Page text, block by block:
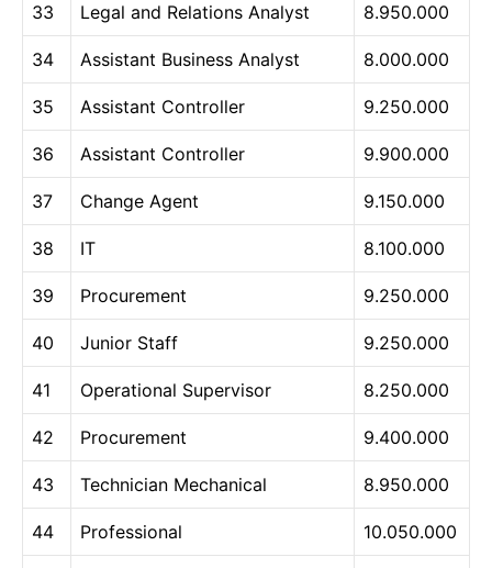
33 Legal and Relations Analyst 8.950.000
34 Assistant Business Analyst 8.000.000
35 Assistant Controller 9.250.000
36 Assistant Controller 9.900.000
37 Change Agent 9.150.000
38 IT 8.100.000
39 Procurement 9.250.000
40 Junior Staff 9.250.000
41 Operational Supervisor 8.250.000
42 Procurement 9.400.000
43 Technician Mechanical 8.950.000
44 Professional 10.050.000